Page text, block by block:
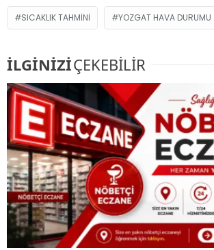
SICAKLIK TAHMINI YOZGAT HAVA DURUMU
İLGİNİZİÇEKEBİLİR